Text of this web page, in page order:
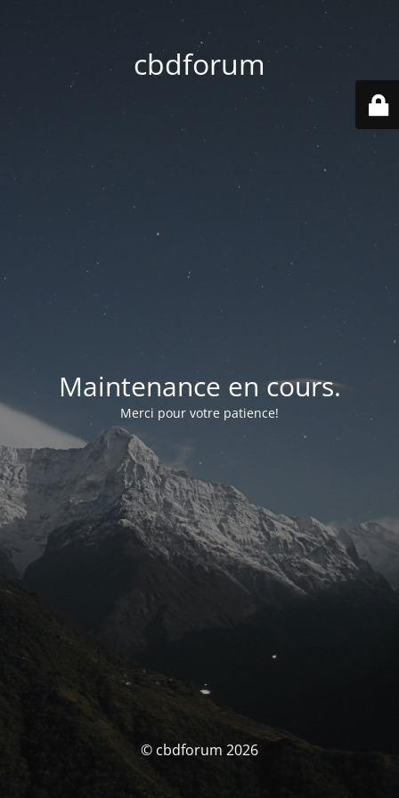
cbdforum
Maintenance en cours.
Merci pour votre patience!
© cbdforum 2026